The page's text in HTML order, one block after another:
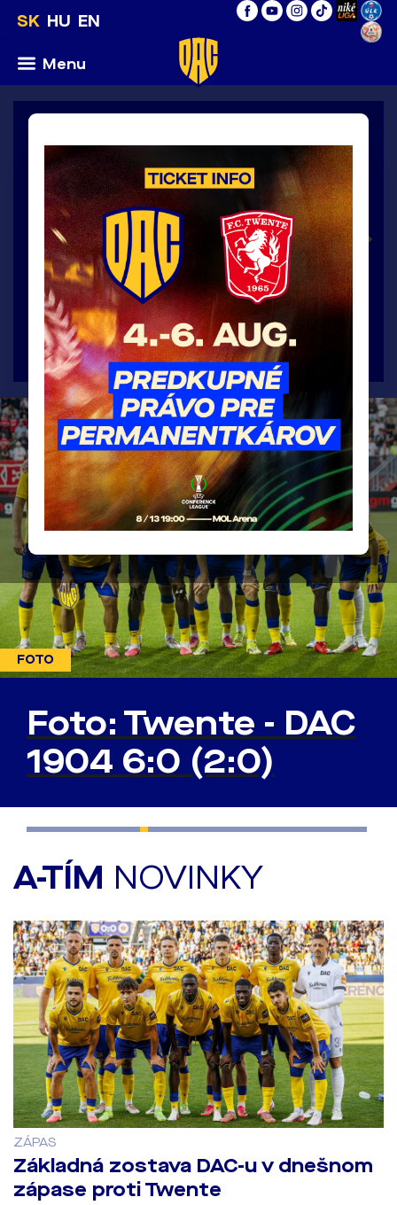
SK HU EN
Menu
1.zápas / štvrtok 6.8.2026
FC
Twente
Enschede
6: 0
DAC
1904
DETAIL ZÁPASU
FOTO
Foto: Twente - DAC
1904 6:0 (2:0)
A-TÍM NOVINKY
ZÁPAS
Základná zostava DAC-u v dnešnom
zápase proti Twente